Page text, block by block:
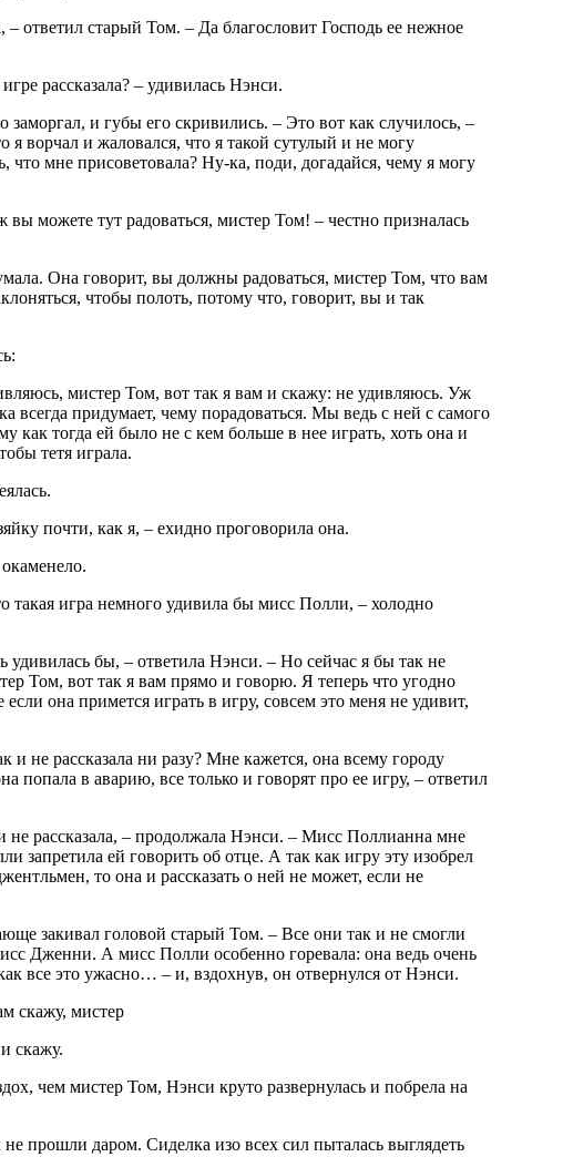
– ответил старый Том. – Да благословит Господь ее нежное
рассказала? – удивилась Нэнси.
заморгал, и губы его скривились. – Это вот как случилось, –
я ворчал и жаловался, что я такой сутулый и не могу
что мне присоветовала? Ну-ка, поди, догадайся, чему я могу
можете тут радоваться, мистер Том! – честно призналась
Она говорит, вы должны радоваться, мистер Том, что вам
чтобы полоть, потому что, говорит, вы и так
мистер Том, вот так я вам и скажу: не удивляюсь. Уж
всегда придумает, чему порадоваться. Мы ведь с ней с самого
как тогда ей было не с кем больше в нее играть, хоть она и
тетя играла.
почти, как я, – ехидно проговорила она.
такая игра немного удивила бы мисс Полли, – холодно
удивилась бы, – ответила Нэнси. – Но сейчас я бы так не
Том, вот так я вам прямо и говорю. Я теперь что угодно
она примется играть в игру, совсем это меня не удивит,
и не рассказала ни разу? Мне кажется, она всему городу
попала в аварию, все только и говорят про ее игру, – ответил
не рассказала, – продолжала Нэнси. – Мисс Поллианна мне
запретила ей говорить об отце. А так как игру эту изобрел
то она и рассказать о ней не может, если не
закивал головой старый Том. – Все они так и не смогли
Дженни. А мисс Полли особенно горевала: она ведь очень
все это ужасно… – и, вздохнув, он отвернулся от Нэнси.
скажу, мистер
скажу.
чем мистер Том, Нэнси круто развернулась и побрела на
прошли даром. Сиделка изо всех сил пыталась выглядеть